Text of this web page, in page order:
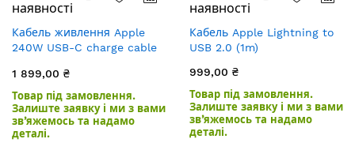
наявності
Кабель живлення Apple
240W USB-C charge cable
1 899,00 ₴
Товар під замовлення.
Залиште заявку і ми з вами
зв’яжемось та надамо
деталі.
наявності
Кабель Apple Lightning to
USB 2.0 (1m)
999,00 ₴
Товар під замовлення.
Залиште заявку і ми з вами
зв’яжемось та надамо
деталі.